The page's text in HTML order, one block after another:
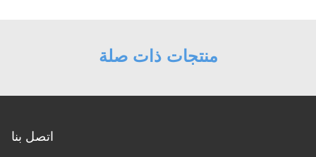
منتجات ذات صلة
اتصل بنا